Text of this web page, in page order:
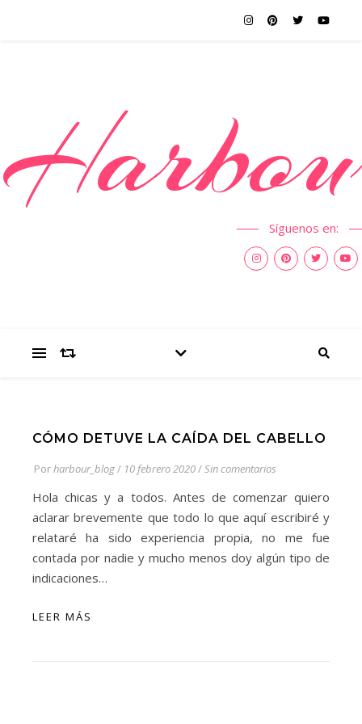
Síguenos en:
CÓMO DETUVE LA CAÍDA DEL CABELLO
Porharbour_blog/ 10 febrero 2020/Sin comentarios
Hola chicas y a todos. Antes de comenzar quiero
aclarar brevemente que todo lo que aquí escribiré y
relataré ha sido experiencia propia, no me fue
contada por nadie y mucho menos doy algún tipo de
indicaciones…
LEER MÁS